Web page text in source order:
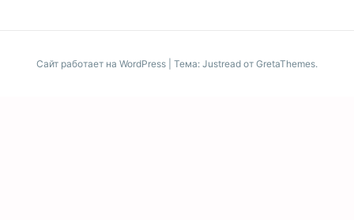
Сайт работает на WordPress Тема: Justread от GretaThemes.